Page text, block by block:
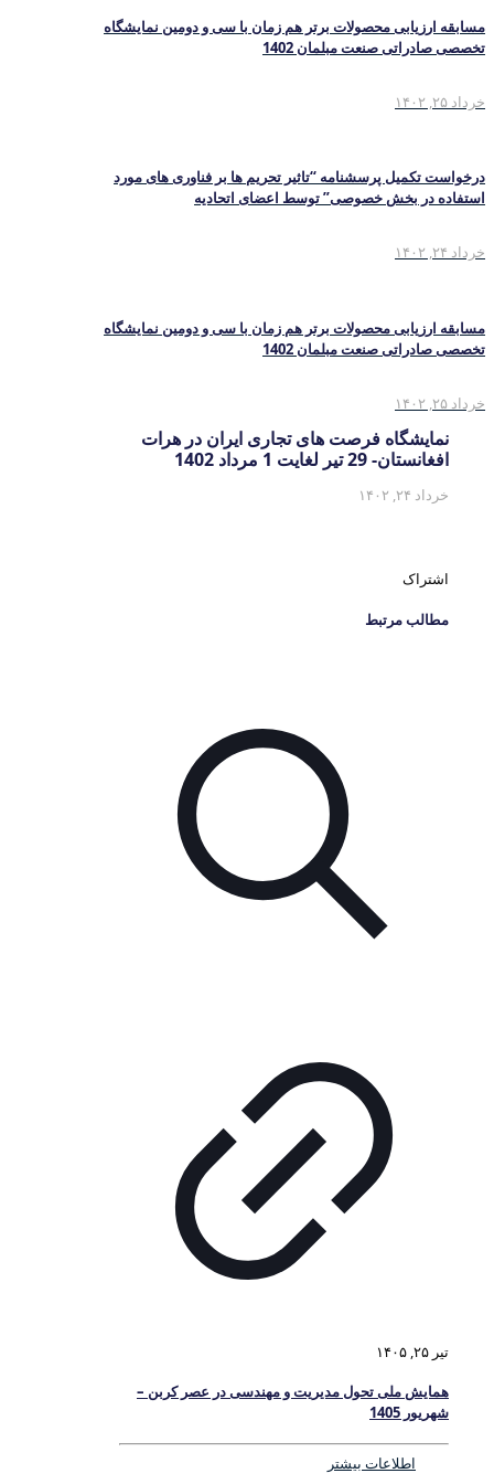
مسابقه ارزیابی محصولات برتر هم زمان با سی و دومین نمایشگاه
تخصصی صادراتی صنعت مبلمان 1402
خرداد ۲۵, ۱۴۰۲
درخواست تکمیل پرسشنامه “تاثیر تحریم ها بر فناوری های مورد
استفاده در بخش خصوصی” توسط اعضای اتحادیه
خرداد ۲۴, ۱۴۰۲
مسابقه ارزیابی محصولات برتر هم زمان با سی و دومین نمایشگاه
تخصصی صادراتی صنعت مبلمان 1402
خرداد ۲۵, ۱۴۰۲
نمایشگاه فرصت های تجاری ایران در هرات
افغانستان- 29 تیر لغایت 1 مرداد 1402
خرداد ۲۴, ۱۴۰۲
اشتراک
مطالب مرتبط
تیر ۲۵, ۱۴۰۵
همایش ملی تحول مدیریت و مهندسی در عصر کربن –
شهریور 1405
اطلاعات بیشتر